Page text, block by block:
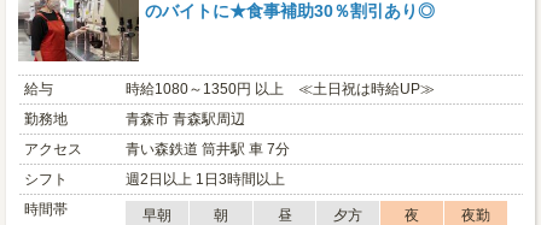
のバイトに★食事補助30％割引あり◎
給与
時給1080～1350円 以上 ≪土日祝は時給UP≫
勤務地
青森市 青森駅周辺
アクセス
青い森鉄道 筒井駅 車 7分
シフト
週2日以上 1日3時間以上
時間帯
早朝 朝 昼 夕方 夜
夜勤